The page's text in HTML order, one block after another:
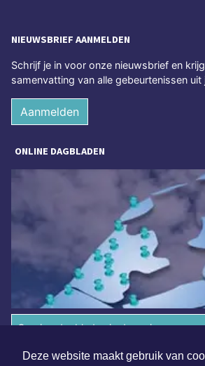
Deze website maakt gebruik van
NIEUWSBRIEF AANMELDEN
Schrijf je in voor onze nieuwsbrief en
samenvatting van alle gebeurtenissen uit
Aanmelden
ONLINE DAGBLADEN
Overige dagbladen in de regio